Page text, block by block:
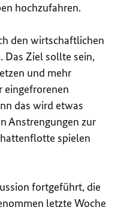
hochzufahren.
den wirtschaftlichen
Das Ziel sollte sein,
und mehr
eingefrorenen
das wird etwas
Anstrengungen zur
spielen
fortgeführt, die
letzte Woche